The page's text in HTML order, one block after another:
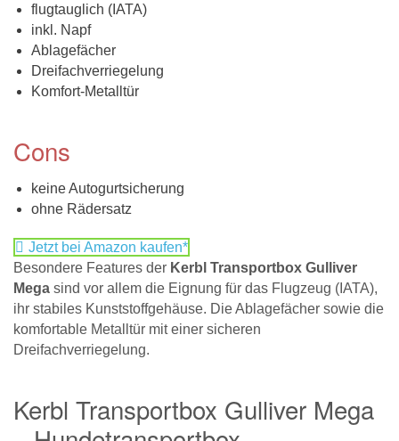
flugtauglich (IATA)
inkl. Napf
Ablagefächer
Dreifachverriegelung
Komfort-Metalltür
Cons
keine Autogurtsicherung
ohne Rädersatz
Jetzt bei Amazon kaufen*
Besondere Features der Kerbl Transportbox Gulliver
Mega sind vor allem die Eignung für das Flugzeug (IATA),
ihr stabiles Kunststoffgehäuse. Die Ablagefächer sowie die
komfortable Metalltür mit einer sicheren
Dreifachverriegelung.
Kerbl Transportbox Gulliver Mega